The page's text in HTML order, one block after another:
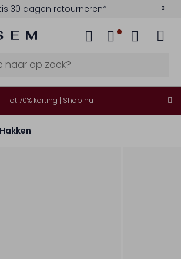
30 dagen retourneren*
Tot 70% korting | Shop nu
Hakken